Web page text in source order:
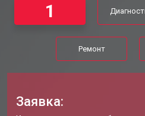
1
Ремонт
Заявка: